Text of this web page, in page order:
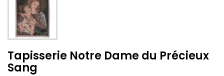
Tapisserie Notre Dame du Précieux
Sang